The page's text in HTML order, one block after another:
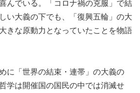
んでいる。「コロナ禍の克服」で結
い大義の下でも、「復興五輪」の大
きな原動力となっていたことを物語
に「世界の結束・連帯」の大義の
学は開催国の国民の中では消滅せ